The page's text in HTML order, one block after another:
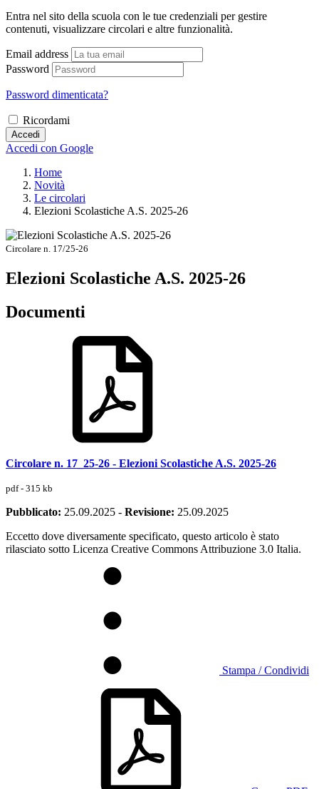
Entra nel sito della scuola con le tue credenziali per gestire
contenuti, visualizzare circolari e altre funzionalità.
Email address
Password
Password dimenticata?
Ricordami
Accedi
Accedi con Google
Home
Novità
Le circolari
Elezioni Scolastiche A.S. 2025-26
Circolare n. 17/25-26
Elezioni Scolastiche A.S. 2025-26
Documenti
Circolare n. 17_25-26 - Elezioni Scolastiche A.S. 2025-26
pdf - 315 kb
Pubblicato: 25.09.2025 - Revisione: 25.09.2025
Eccetto dove diversamente specificato, questo articolo è stato
rilasciato sotto Licenza Creative Commons Attribuzione 3.0 Italia.
Stampa / Condividi